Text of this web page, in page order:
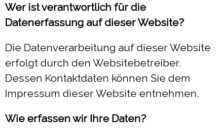
Wer ist verantwortlich für die
Datenerfassung auf dieser Website?
Die Datenverarbeitung auf dieser Website
erfolgt durch den Websitebetreiber.
Dessen Kontaktdaten können Sie dem
Impressum dieser Website entnehmen.
Wie erfassen wir Ihre Daten?